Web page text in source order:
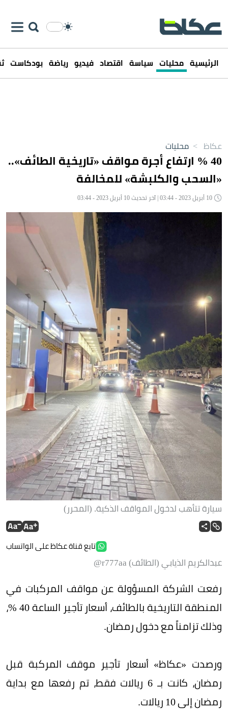
الرئيسية محليات سياسة اقتصاد فيديو رياضة بودكاست
عكاظ > محليات
40 % ارتفاع أجرة مواقف «تاريخية الطائف»..
«السحب والكلبشة» للمخالفة
سيارة تتأهب لدخول المواقف الذكية. (المحرر)
تابع قناة عكاظ على الواتساب
عبدالكريم الذيابي (الطائف) r777aa@
رفعت الشركة المسؤولة عن مواقف المركبات في
المنطقة التاريخية بالطائف، أسعار تأجير الساعة 40 %،
وذلك تزامناً مع دخول رمضان.
ورصدت «عكاظ» أسعار تأجير موقف المركبة قبل
رمضان، كانت بـ 6 ريالات فقط، تم رفعها مع بداية
رمضان إلى 10 ريالات.